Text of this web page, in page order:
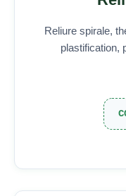
Reliure spirale,
plastification,